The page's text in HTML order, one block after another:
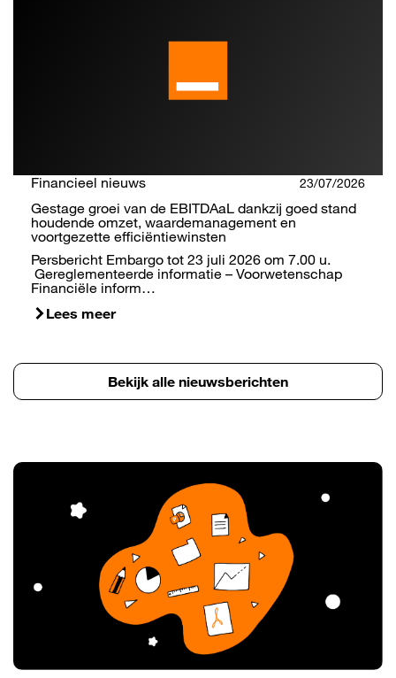
Financieel nieuws 23/07/2026
Gestage groei van de EBITDAaL dankzij goed stand
houdende omzet, waardemanagement en
voortgezette efficiëntiewinsten
Persbericht Embargo tot 23 juli 2026 om 7.00 u.
Gereglementeerde informatie – Voorwetenschap
Financiële inform…
Lees meer
Bekijk alle nieuwsberichten